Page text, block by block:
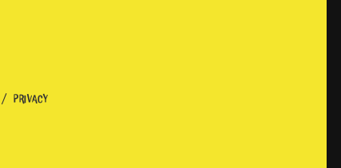
PRIVACY